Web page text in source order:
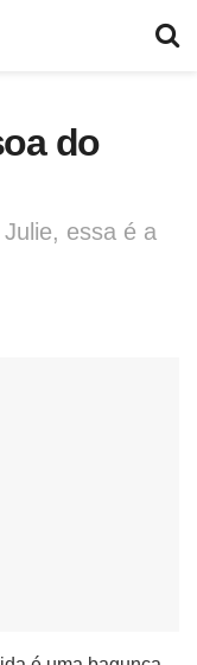
do
essa é a